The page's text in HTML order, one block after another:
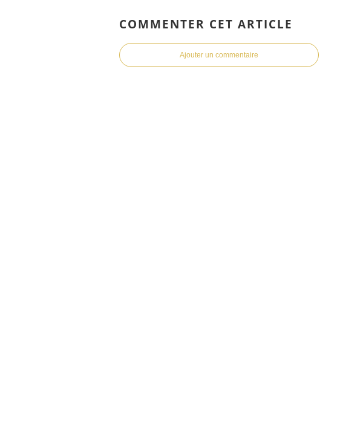
COMMENTER CET ARTICLE
Ajouter un commentaire